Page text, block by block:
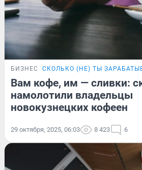
БИЗНЕС СКОЛЬКО (НЕ) ТЫ
Вам кофе, им — сливки:
намолотили владельцы
новокузнецких кофеен
29 октября, 2025, 06:03 8 423 6